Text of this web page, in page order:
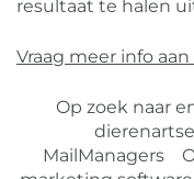
resultaat te halen
Vraag meer info
Op zoek naar
MailManagers